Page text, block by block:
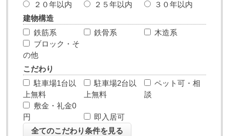
２０年以内
２５年以内
３０年以内
建物構造
鉄筋系
鉄骨系
木造系
ブロック・そ
の他
こだわり
駐車場1台以
上無料
駐車場2台以
上無料
ペット可・相
談
敷金・礼金0
円
即入居可
全てのこだわり条件を見る